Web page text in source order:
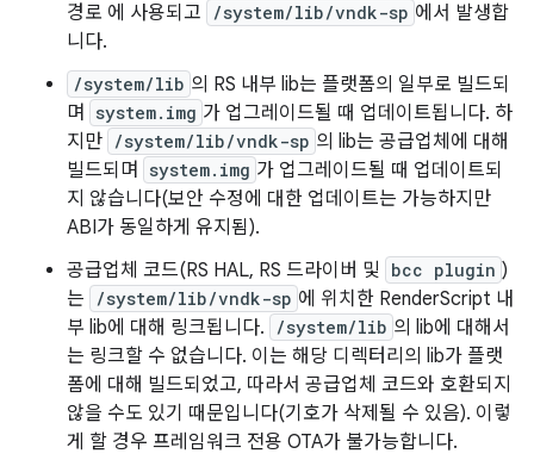
경로 에 사용되고
/system/lib/vndk-sp 에서 발생합
니다.
/system/lib 의 RS 내부 lib는 플랫폼의 일부로 빌드되
며
system.img 가 업그레이드될 때 업데이트됩니다. 하
지만 /system/lib/vndk-sp 의 lib는 공급업체에 대해
빌드되며
system.img 가 업그레이드될 때 업데이트되
지 않습니다(보안 수정에 대한 업데이트는 가능하지만
ABI가 동일하게 유지됨).
공급업체 코드(RS HAL, RS 드라이버 및 bcc plugin )
는
/system/lib/vndk-sp 에 위치한 RenderScript 내
부 lib에 대해 링크됩니다.
/system/lib 의 lib에 대해서
는 링크할 수 없습니다. 이는 해당 디렉터리의 lib가 플랫
폼에 대해 빌드되었고, 따라서 공급업체 코드와 호환되지
않을 수도 있기 때문입니다(기호가 삭제될 수 있음). 이렇
게 할 경우 프레임워크 전용 OTA가 불가능합니다.